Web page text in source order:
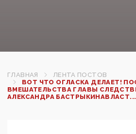
ГЛАВНАЯ
ЛЕНТА ПОСТОВ
ВОТ ЧТО ОГЛАСКА ДЕЛАЕТ!
ВМЕШАТЕЛЬСТВА ГЛАВЫ
АЛЕКСАНДРА БАСТРЫКИНАВЛАСТ...